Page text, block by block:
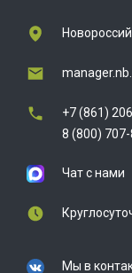
+7 (861)
8 (800)
Чат с нами
Мы в